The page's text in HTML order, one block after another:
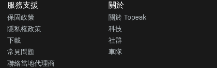
服務支援
保固政策
隱私權政策
下載
常見問題
聯絡當地代理商
關於
關於 Topeak
科技
社群
車隊